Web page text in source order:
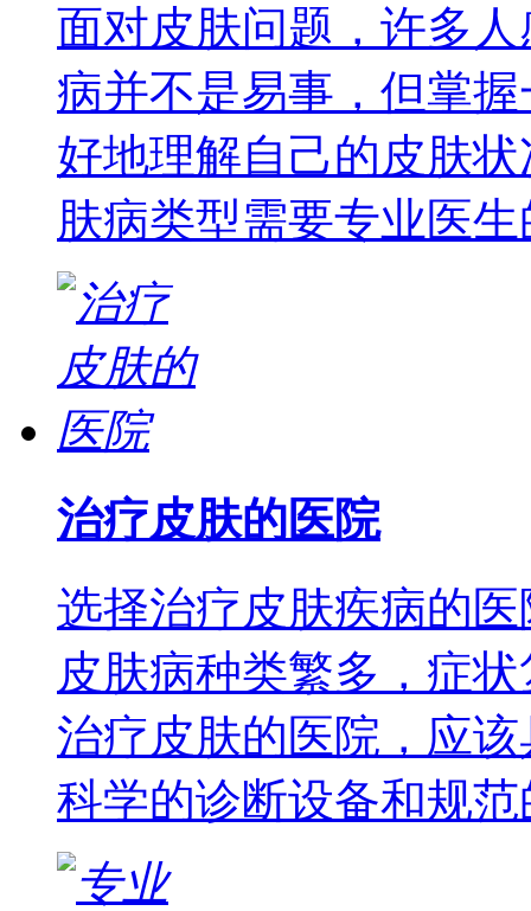
面对皮肤问题，许多
病并不是易事，但掌
好地理解自己的皮肤
肤病类型需要专业医
治疗皮肤的医院
选择治疗皮肤疾病的
皮肤病种类繁多，症
治疗皮肤的医院，应
科学的诊断设备和规